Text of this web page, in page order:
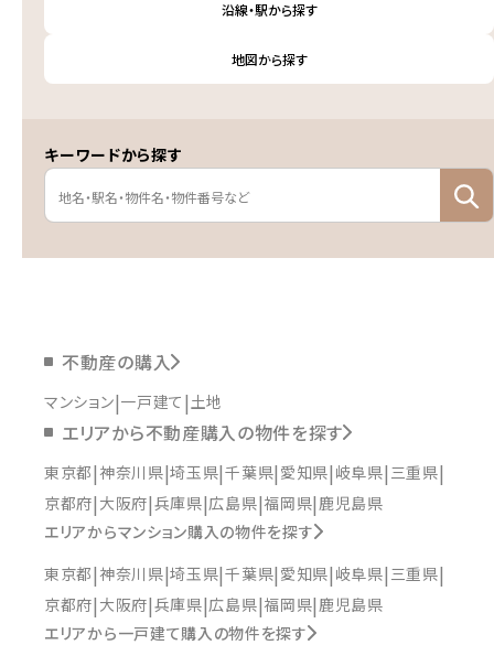
沿線・駅から探す
地図から探す
キーワードから探す
不動産の購入
マンション 一戸建て 土地
エリアから不動産購入の物件を探す
東京都 神奈川県 埼玉県 千葉県 愛知県 岐阜県 三重県
京都府 大阪府 兵庫県 広島県 福岡県 鹿児島県
エリアからマンション購入の物件を探す
東京都 神奈川県 埼玉県 千葉県 愛知県 岐阜県 三重県
京都府 大阪府 兵庫県 広島県 福岡県 鹿児島県
エリアから一戸建て購入の物件を探す